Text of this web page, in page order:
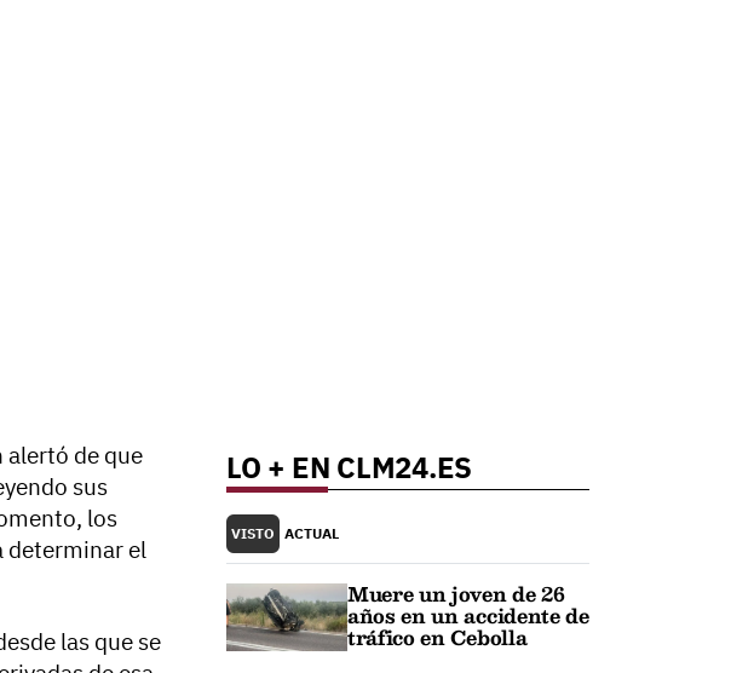
alertó de que
sus
los
determinar el
las que se
LO + EN CLM24.ES
VISTO ACTUAL
Muere un joven de 26
años en un accidente de
tráfico en Cebolla